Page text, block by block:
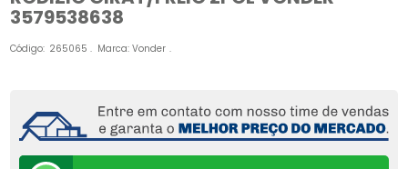
3579538638
Código: 265065 Marca:Vonder